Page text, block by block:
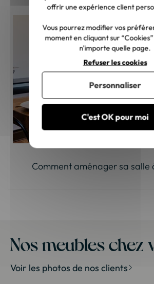
Comment aménager sa salle
Nos meubles chez
Voir les photos de nos clients
offrir une expérience client
Vous pourrez modifier vos
moment en cliquant sur
n'importe quelle page.
C'est OK pour moi
Refuser les cookies
Personnaliser